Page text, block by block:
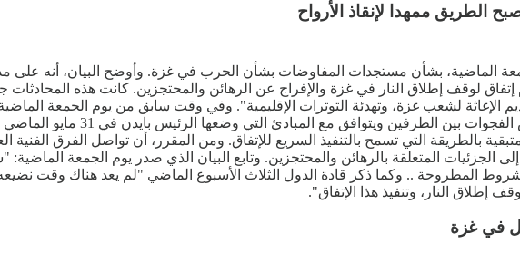
الطريق ممهدا لإنقاذ الأرواح
لوقف إطلاق النار في غزة والإفراج عن الرهائن والمحتجزين. كانت هذه المحادثات
الإغاثة لشعب غزة، وتهدئة التوترات الإقليمية". وفي وقت سابق من يوم الجمعة
بالطريقة التي تسمح بالتنفيذ السريع للإتفاق. ومن المقرر، أن تواصل الفرق الفنية
إلى الجزئيات المتعلقة بالرهائن والمحتجزين. وتابع البيان الذي صدر يوم الجمعة
للشروط المطروحة .. وكما ذكر قادة الدول الثلاث الأسبوع الماضي "لم يعد هناك وقت
إطلاق النار، وتنفيذ هذا الإتفاق".
في غزة